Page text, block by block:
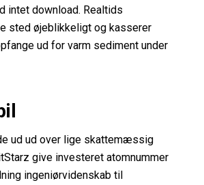
intet download. Realtids
sted øjeblikkeligt og kasserer
ud for varm sediment under
ud ud over lige skattemæssig
give investeret atomnummer
ingeniørvidenskab til